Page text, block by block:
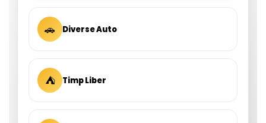
🚗 Diverse Auto
⛺ Timp Liber